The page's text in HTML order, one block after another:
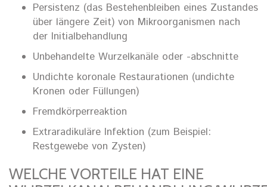
Persistenz (das Bestehenbleiben eines Zustandes
über längere Zeit) von Mikroorganismen nach
der Initialbehandlung
Unbehandelte Wurzelkanäle oder -abschnitte
Undichte koronale Restaurationen (undichte
Kronen oder Füllungen)
Fremdkörperreaktion
Extraradikuläre Infektion (zum Beispiel:
Restgewebe von Zysten)
WELCHE VORTEILE HAT EINE